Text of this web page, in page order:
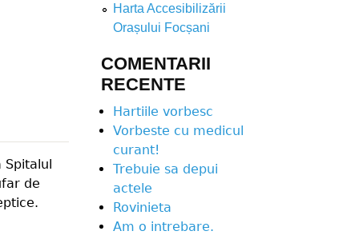
Spitalul
de
Harta Accesibilizării
Orașului Focșani
COMENTARII
RECENTE
Hartiile vorbesc
Vorbeste cu medicul
curant!
Trebuie sa depui
actele
Rovinieta
Am o intrebare.